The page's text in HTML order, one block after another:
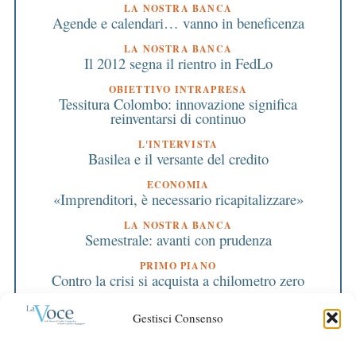
Gestisci Consenso
LA NOSTRA BANCA
Agende e calendari… vanno in beneficenza
LA NOSTRA BANCA
Il 2012 segna il rientro in FedLo
OBIETTIVO INTRAPRESA
Tessitura Colombo: innovazione significa
reinventarsi di continuo
L'INTERVISTA
Basilea e il versante del credito
ECONOMIA
«Imprenditori, è necessario ricapitalizzare»
LA NOSTRA BANCA
Semestrale: avanti con prudenza
PRIMO PIANO
Contro la crisi si acquista a chilometro zero
Banche: regole uguali per tutti